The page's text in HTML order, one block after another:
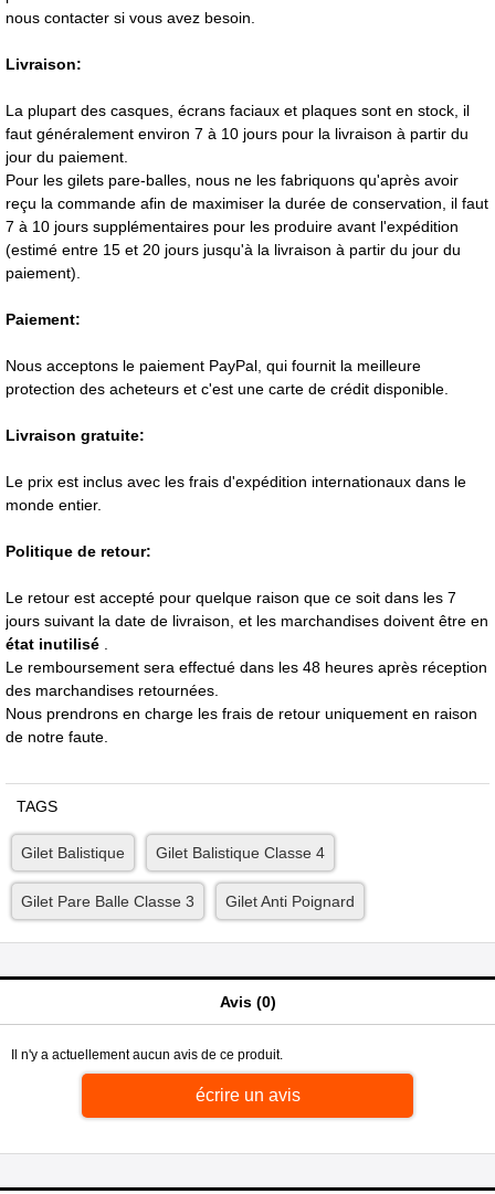
nous contacter si vous avez besoin.
Livraison:
La plupart des casques, écrans faciaux et plaques sont en stock, il
faut généralement environ 7 à 10 jours pour la livraison à partir du
jour du paiement.
Pour les gilets pare-balles, nous ne les fabriquons qu'après avoir
reçu la commande afin de maximiser la durée de conservation, il faut
7 à 10 jours supplémentaires pour les produire avant l'expédition
(estimé entre 15 et 20 jours jusqu'à la livraison à partir du jour du
paiement).
Paiement:
Nous acceptons le paiement PayPal, qui fournit la meilleure
protection des acheteurs et c'est une carte de crédit disponible.
Livraison gratuite:
Le prix est inclus avec les frais d'expédition internationaux dans le
monde entier.
Politique de retour:
Le retour est accepté pour quelque raison que ce soit dans les 7
jours suivant la date de livraison, et les marchandises doivent être en
état inutilisé .
Le remboursement sera effectué dans les 48 heures après réception
des marchandises retournées.
Nous prendrons en charge les frais de retour uniquement en raison
de notre faute.
TAGS
Gilet Balistique Gilet Balistique Classe 4
Gilet Pare Balle Classe 3 Gilet Anti Poignard
Avis (0)
Il n'y a actuellement aucun avis de ce produit.
écrire un avis